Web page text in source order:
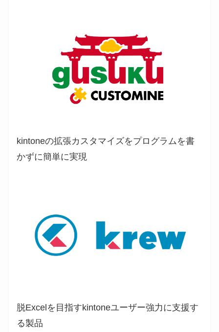
kintoneの拡張カスタマイズをプログラムを書
かずに簡単に実現
脱Excelを目指すkintoneユーザー強力に支援す
る製品